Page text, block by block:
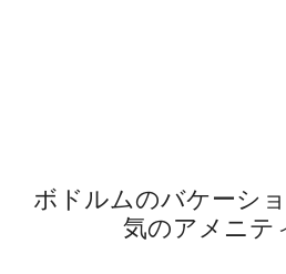
ボドルムのバケーシ
気のアメニテ